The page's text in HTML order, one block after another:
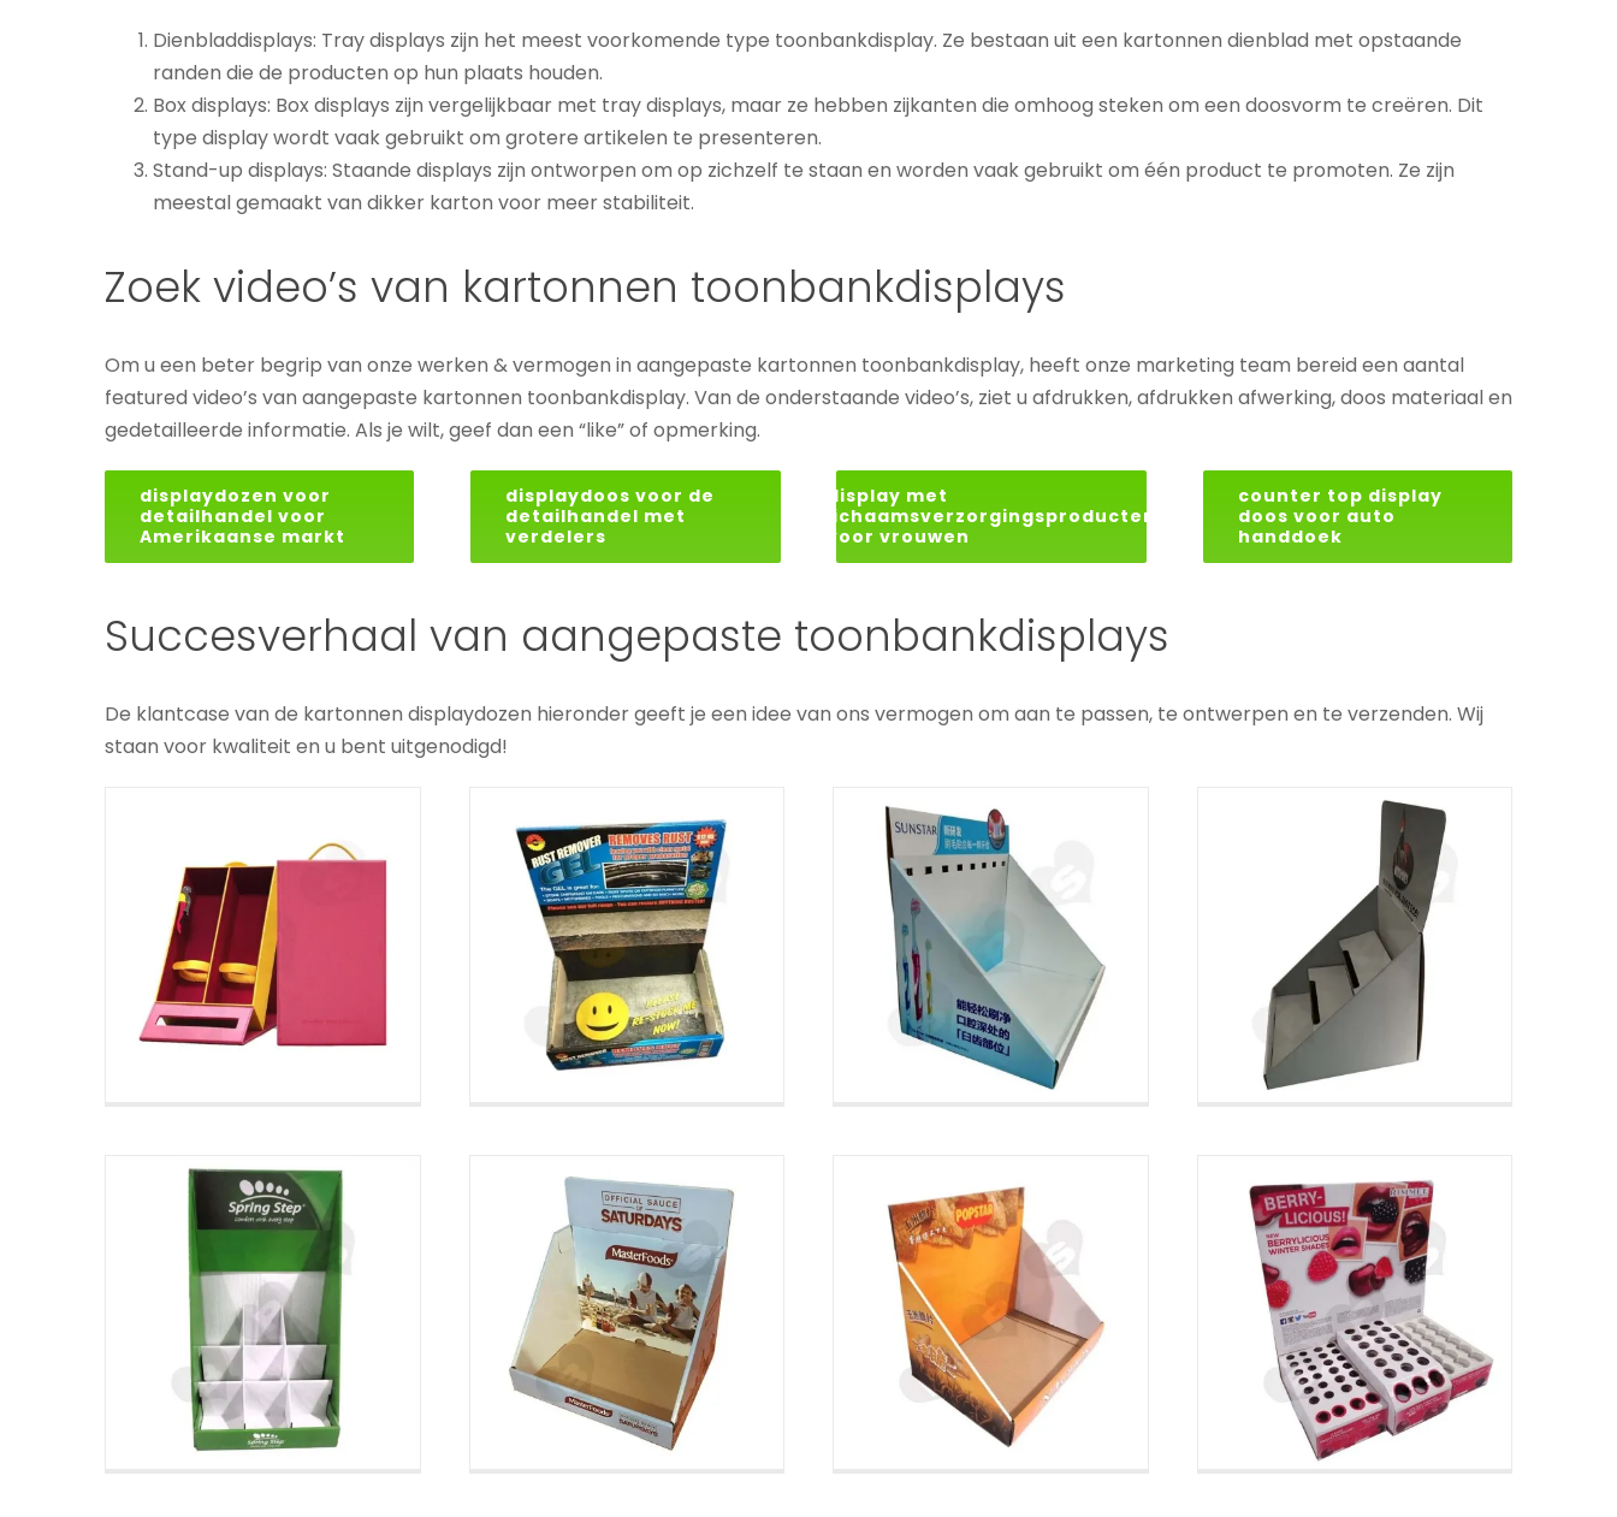
Dienbladdisplays: Tray displays zijn het meest voorkomende type toonbankdisplay. Ze bestaan uit een kartonnen dienblad met opstaande
randen die de producten op hun plaats houden.
Box displays: Box displays zijn vergelijkbaar met tray displays, maar ze hebben zijkanten die omhoog steken om een doosvorm te creëren. Dit
type display wordt vaak gebruikt om grotere artikelen te presenteren.
Stand-up displays: Staande displays zijn ontworpen om op zichzelf te staan en worden vaak gebruikt om één product te promoten. Ze zijn
meestal gemaakt van dikker karton voor meer stabiliteit.
Zoek video’s van kartonnen toonbankdisplays
Om u een beter begrip van onze werken & vermogen in aangepaste kartonnen toonbankdisplay, heeft onze marketing team bereid een aantal
featured video’s van aangepaste kartonnen toonbankdisplay. Van de onderstaande video’s, ziet u afdrukken, afdrukken afwerking, doos materiaal en
gedetailleerde informatie. Als je wilt, geef dan een “like” of opmerking.
displaydozen voor
detailhandel voor
Amerikaanse markt
displaydoos voor de
detailhandel met
verdelers
display met
lichaamsverzorgingsproducten
voor vrouwen
counter top display
doos voor auto
handdoek
Succesverhaal van aangepaste toonbankdisplays
De klantcase van de kartonnen displaydozen hieronder geeft je een idee van ons vermogen om aan te passen, te ontwerpen en te verzenden. Wij
staan voor kwaliteit en u bent uitgenodigd!
Gepersonaliseerde
geschenkdoos met
Magnetische stijve dozen op
maat Toonbankdisplays op
Roestverwijderende
gel toonbankdisplay
Toonbankdisplays op maat
Tandenborstel
toonbankdisplays
Toonbankdisplays op maat
Toonbankdisplays op maat
Op maat gemaakte
toonbankdisplays
voor schoenen
Op maat gemaakte
gegolfde
voedseldisplays
Display voor de
detailhandel in
levensmiddelen
Toonbankdisplays op maat
Gepersonaliseerde
kartonnen lippenstift
toonbankdisplays
Toonbankdisplays op maat